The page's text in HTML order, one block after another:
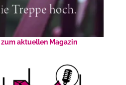
aktuellen Magazin